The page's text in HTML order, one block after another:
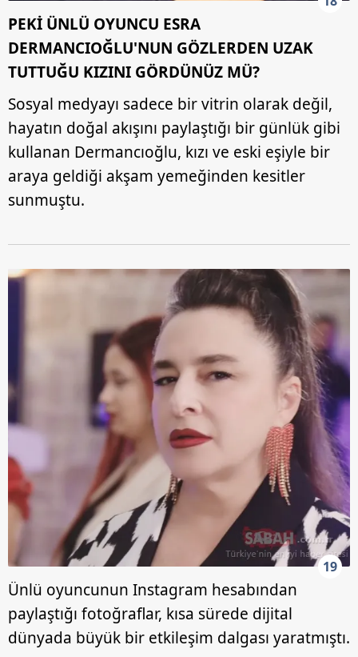
PEKİ ÜNLÜ OYUNCU ESRA
DERMANCIOĞLU'NUN GÖZLERDEN UZAK
TUTTUĞU KIZINI GÖRDÜNÜZ MÜ?
Sosyal medyayı sadece bir vitrin olarak değil,
hayatın doğal akışını paylaştığı bir günlük gibi
kullanan Dermancıoğlu, kızı ve eski eşiyle bir
araya geldiği akşam yemeğinden kesitler
sunmuştu.
19
Ünlü oyuncunun Instagram hesabından
paylaştığı fotoğraflar, kısa sürede dijital
dünyada büyük bir etkileşim dalgası yaratmıştı.